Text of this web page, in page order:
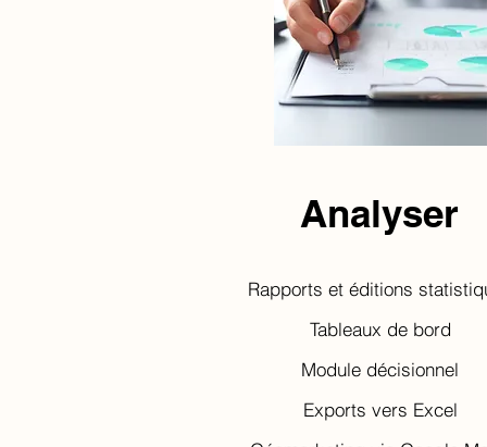
Analyser
Rapports et éditions
Tableaux de bord
Module décisionnel
Exports vers Excel